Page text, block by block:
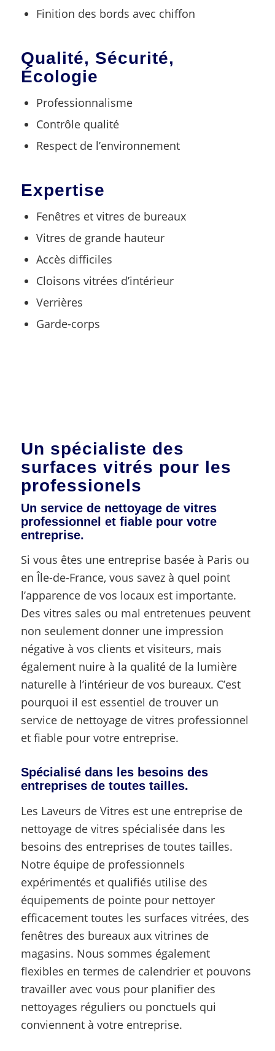
Finition des bords avec chiffon
Qualité, Sécurité,
Écologie
Professionnalisme
Contrôle qualité
Respect de l’environnement
Expertise
Fenêtres et vitres de bureaux
Vitres de grande hauteur
Accès difficiles
Cloisons vitrées d’intérieur
Verrières
Garde-corps
Un spécialiste des
surfaces vitrés pour les
professionels
Un service de nettoyage de vitres
professionnel et fiable pour votre
entreprise.
Si vous êtes une entreprise basée à Paris ou
en Île-de-France, vous savez à quel point
l’apparence de vos locaux est importante.
Des vitres sales ou mal entretenues peuvent
non seulement donner une impression
négative à vos clients et visiteurs, mais
également nuire à la qualité de la lumière
naturelle à l’intérieur de vos bureaux. C’est
pourquoi il est essentiel de trouver un
service de nettoyage de vitres professionnel
et fiable pour votre entreprise.
Spécialisé dans les besoins des
entreprises de toutes tailles.
Les Laveurs de Vitres est une entreprise de
nettoyage de vitres spécialisée dans les
besoins des entreprises de toutes tailles.
Notre équipe de professionnels
expérimentés et qualifiés utilise des
équipements de pointe pour nettoyer
efficacement toutes les surfaces vitrées, des
fenêtres des bureaux aux vitrines de
magasins. Nous sommes également
flexibles en termes de calendrier et pouvons
travailler avec vous pour planifier des
nettoyages réguliers ou ponctuels qui
conviennent à votre entreprise.